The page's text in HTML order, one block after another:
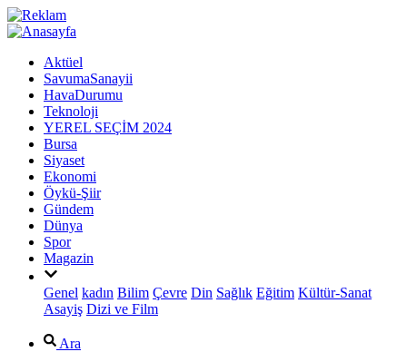
Aktüel
SavumaSanayii
HavaDurumu
Teknoloji
YEREL SEÇİM 2024
Bursa
Siyaset
Ekonomi
Öykü-Şiir
Gündem
Dünya
Spor
Magazin
Genel kadın Bilim Çevre Din Sağlık Eğitim Kültür-Sanat
Asayiş Dizi ve Film
Ara